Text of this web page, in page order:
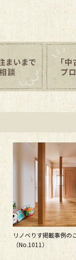
リノベりす掲載事例の
（No.1011）